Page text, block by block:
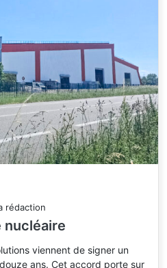
rédaction
nucléaire
viennent de signer un
ans. Cet accord porte sur